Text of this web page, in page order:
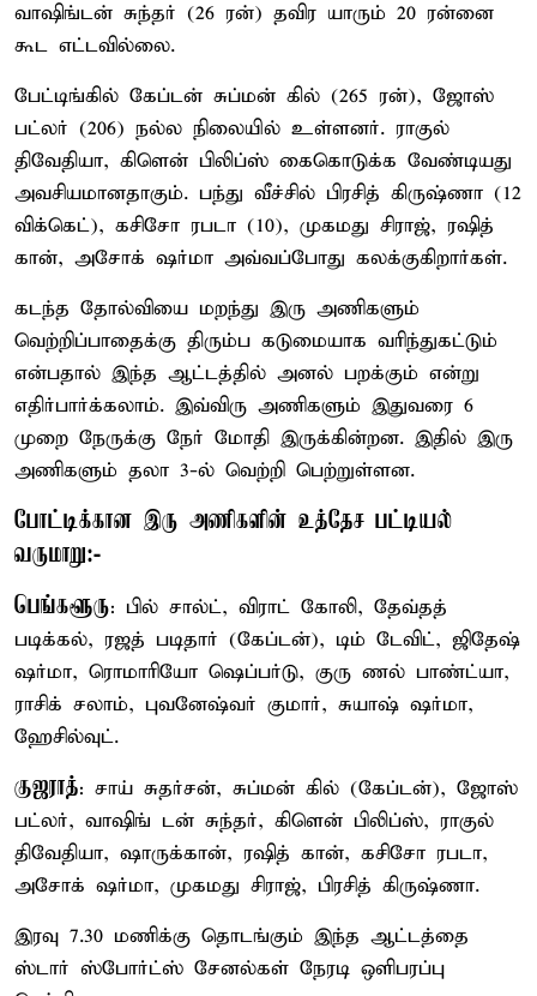
வாஷிங்டன் சுந்தர் (26 ரன்) தவிர யாரும் 20 ரன்னை
கூட எட்டவில்லை.
பேட்டிங்கில் கேப்டன் சுப்மன் கில் (265 ரன்), ஜோஸ்
பட்லர் (206) நல்ல நிலையில் உள்ளனர். ராகுல்
திவேதியா, கிளென் பிலிப்ஸ் கைகொடுக்க வேண்டியது
அவசியமானதாகும். பந்து வீச்சில் பிரசித் கிருஷ்ணா (12
விக்கெட்), கசிசோ ரபடா (10), முகமது சிராஜ், ரஷித்
கான், அசோக் ஷர்மா அவ்வப்போது கலக்குகிறார்கள்.
கடந்த தோல்வியை மறந்து இரு அணிகளும்
வெற்றிப்பாதைக்கு திரும்ப கடுமையாக வரிந்துகட்டும்
என்பதால் இந்த ஆட்டத்தில் அனல் பறக்கும் என்று
எதிர்பார்க்கலாம். இவ்விரு அணிகளும் இதுவரை 6
முறை நேருக்கு நேர் மோதி இருக்கின்றன. இதில் இரு
அணிகளும் தலா 3-ல் வெற்றி பெற்றுள்ளன.
போட்டிக்கான இரு அணிகளின் உத்தேச பட்டியல்
வருமாறு:-
பெங்களூரு: பில் சால்ட், விராட் கோலி, தேவ்தத்
படிக்கல், ரஜத் படிதார் (கேப்டன்), டிம் டேவிட், ஜிதேஷ்
ஷர்மா, ரொமாரியோ ஷெப்பர்டு, குரு ணல் பாண்ட்யா,
ராசிக் சலாம், புவனேஷ்வர் குமார், சுயாஷ் ஷர்மா,
ஹேசில்வுட்.
குஜராத்: சாய் சுதர்சன், சுப்மன் கில் (கேப்டன்), ஜோஸ்
பட்லர், வாஷிங் டன் சுந்தர், கிளென் பிலிப்ஸ், ராகுல்
திவேதியா, ஷாருக்கான், ரஷித் கான், கசிசோ ரபடா,
அசோக் ஷர்மா, முகமது சிராஜ், பிரசித் கிருஷ்ணா.
இரவு 7.30 மணிக்கு தொடங்கும் இந்த ஆட்டத்தை
ஸ்டார் ஸ்போர்ட்ஸ் சேனல்கள் நேரடி ஒளிபரப்பு